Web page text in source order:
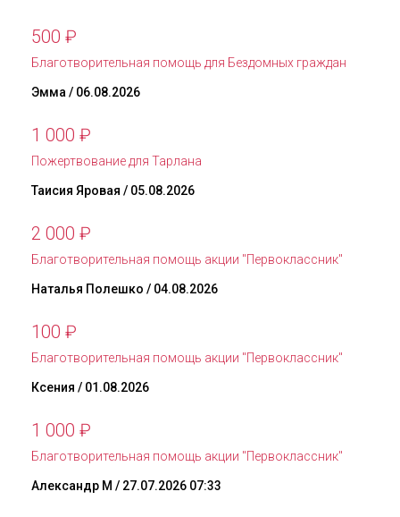
500 ₽
Благотворительная помощь для Бездомных граждан
Эмма/ 06.08.2026
1 000 ₽
Пожертвование для Тарлана
Таисия Яровая / 05.08.2026
2 000 ₽
Благотворительная помощь акции "Первоклассник"
Наталья Полешко / 04.08.2026
100 ₽
Благотворительная помощь акции "Первоклассник"
Ксения / 01.08.2026
1 000 ₽
Благотворительная помощь акции "Первоклассник"
Александр М / 27.07.2026 07:33